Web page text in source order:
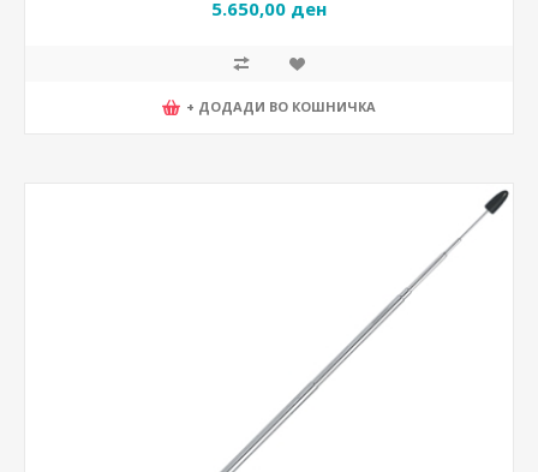
5.650,00 ден
+ ДОДАДИ ВО КОШНИЧКА